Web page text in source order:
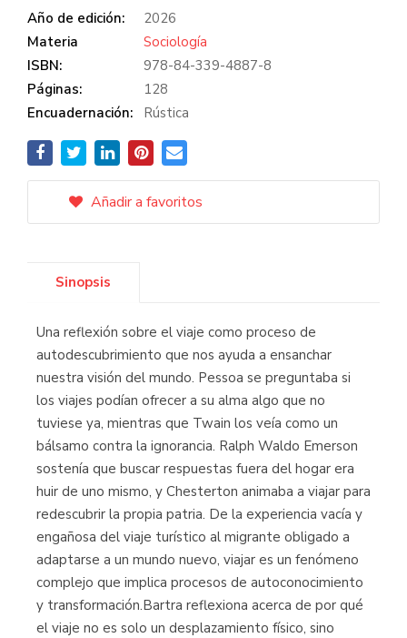
Año de edición:
2026
Materia
Sociología
ISBN:
978-84-339-4887-8
Páginas:
128
Encuadernación:
Rústica
Añadir a favoritos
Sinopsis
Una reflexión sobre el viaje como proceso de
autodescubrimiento que nos ayuda a ensanchar
nuestra visión del mundo. Pessoa se preguntaba si
los viajes podían ofrecer a su alma algo que no
tuviese ya, mientras que Twain los veía como un
bálsamo contra la ignorancia. Ralph Waldo Emerson
sostenía que buscar respuestas fuera del hogar era
huir de uno mismo, y Chesterton animaba a viajar para
redescubrir la propia patria. De la experiencia vacía y
engañosa del viaje turístico al migrante obligado a
adaptarse a un mundo nuevo, viajar es un fenómeno
complejo que implica procesos de autoconocimiento
y transformación.Bartra reflexiona acerca de por qué
el viaje no es solo un desplazamiento físico, sino